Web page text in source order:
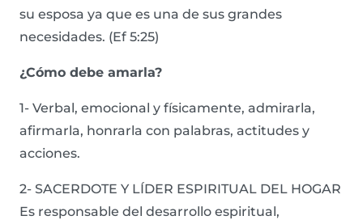
su esposa ya que es una de sus grandes
necesidades. (Ef 5:25)
¿Cómo debe amarla?
1- Verbal, emocional y físicamente, admirarla,
afirmarla, honrarla con palabras, actitudes y
acciones.
2- SACERDOTE Y LÍDER ESPIRITUAL DEL HOGAR
Es responsable del desarrollo espiritual,